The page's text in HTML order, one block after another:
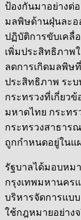
ป้องกันมาอย่างต่
มลพิษด้านฝุ่นละอ
ปฏิบัติการขับเคลื่
เพิ่มประสิทธิภาพ
ลดการเกิดมลพิษ
ประสิทธิภาพ ระบ
กระทรวงที่เกี่ยว
มหาดไทย กระท
กระทรวงสาธาร
ถูกกำหนดอยู่ในแ
รัฐบาลได้มอบหม
กรุงเทพมหานคร
บริหารจัดการแบบ
ใช้กฎหมายอย่าง